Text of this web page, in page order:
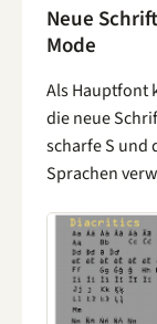
Neue
Mode
Als Hauptfont
die neue
scharfe S und
Sprachen